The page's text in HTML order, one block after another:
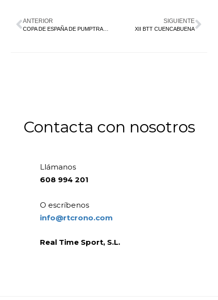
ANTERIOR SIGUIENTE
XII BTT CUENCABUENA
Contacta con nosotros
Llámanos
608 994 201
O escríbenos
info@rtcrono.com
Real Time Sport, S.L.